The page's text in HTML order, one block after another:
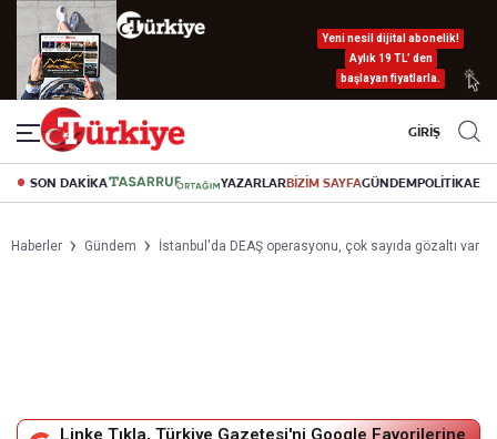
Yeni nesil dijital abonelik!
Aylık 19 TL’ den
başlayan fiyatlarla.
GİRİŞ
SON DAKİKA YAZARLARBİZİM SAYFAGÜNDEMPOLİTİKA
Haberler Gündem İstanbul'da DEAŞ operasyonu, çok sayıda gözaltı var
Linke Tıkla, Türkiye Gazetesi'ni Google Favorilerine